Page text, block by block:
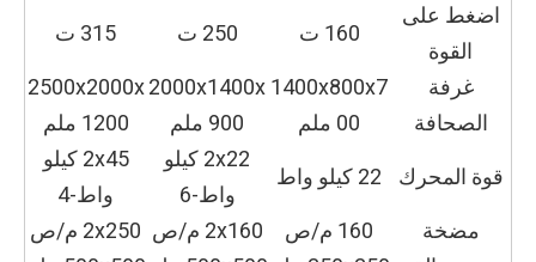
اضغط على
القوة
160 ت 250 ت 315 ت
غرفة
الصحافة
1400x800x7
00 ملم
2000x1400x
900 ملم
2500x2000x
1200 ملم
قوة المحرك 22 كيلو واط
2x22 كيلو
واط-6
2x45 كيلو
واط-4
مضخة
160 م/ص 2x160 م/ص
2x250 م/ص